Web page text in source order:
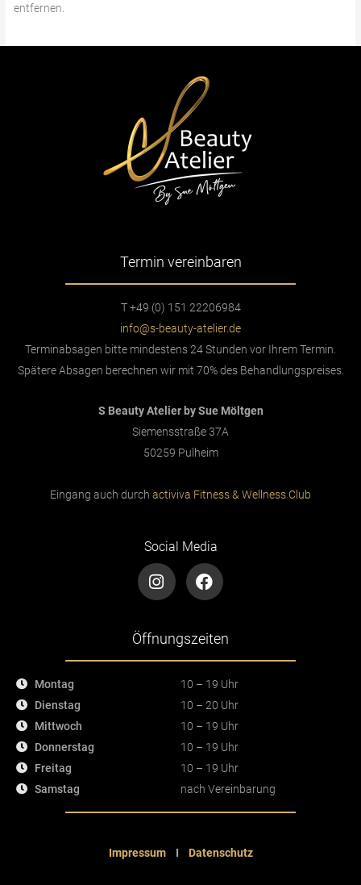
entfernen.
Termin vereinbaren
T +49 (0) 151 22206984
info@s-beauty-atelier.de
Terminabsagen bitte mindestens 24 Stunden vor Ihrem Termin.
Spätere Absagen berechnen wir mit 70% des Behandlungspreises.
S Beauty Atelier by Sue Möltgen
Siemensstraße 37A
50259 Pulheim
Eingang auch durch activiva Fitness & Wellness Club
Social Media
I
n
s
a
g
F
a
c
b
o
k
Öffnungszeiten
Montag
Dienstag
Mittwoch
Donnerstag
Freitag
Samstag
10 – 19 Uhr
10 – 20 Uhr
10 – 19 Uhr
10 – 19 Uhr
10 – 19 Uhr
nach Vereinbarung
Impressum I Datenschutz